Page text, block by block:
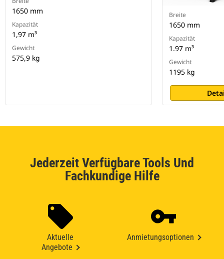
1650 mm
Kapazität
1,97 m³
Gewicht
575,9 kg
Breite
1650 mm
Kapazität
1.97 m³
Gewicht
1195 kg
Jederzeit Verfügbare Tools Und
Fachkundige Hilfe
Aktuelle
Angebote
Anmietungsoptionen